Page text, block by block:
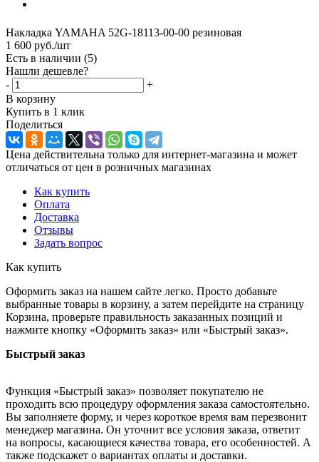
Накладка YAMAHA 52G-18113-00-00 резиновая
1 600 руб./шт
Есть в наличии (5)
Нашли дешевле?
-
+
В корзину
Купить в 1 клик
Поделиться
Цена действительна только для интернет-магазина и может
отличаться от цен в розничных магазинах
Как купить
Оплата
Доставка
Отзывы
Задать вопрос
Как купить
Оформить заказ на нашем сайте легко. Просто добавьте
выбранные товары в корзину, а затем перейдите на страницу
Корзина, проверьте правильность заказанных позиций и
нажмите кнопку «Оформить заказ» или «Быстрый заказ».
Быстрый заказ
Функция «Быстрый заказ» позволяет покупателю не
проходить всю процедуру оформления заказа самостоятельно.
Вы заполняете форму, и через короткое время вам перезвонит
менеджер магазина. Он уточнит все условия заказа, ответит
на вопросы, касающиеся качества товара, его особенностей. А
также подскажет о вариантах оплаты и доставки.